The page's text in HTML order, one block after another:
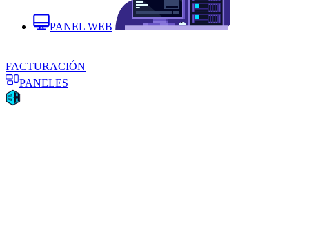
PANEL WEB
FACTURACIÓN
PANELES